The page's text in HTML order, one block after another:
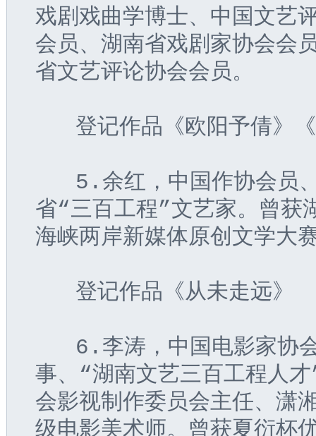
戏剧戏曲学博士、中国文艺
会员、湖南省戏剧家协会会
省文艺评论协会会员。
登记作品《欧阳予倩》《
5.余红，中国作协会员、
省“三百工程”文艺家。曾获
海峡两岸新媒体原创文学大
登记作品《从未走远》
6.李涛，中国电影家协会
事、“湖南文艺三百工程人
会影视制作委员会主任、潇
级电影美术师。曾获夏衍杯